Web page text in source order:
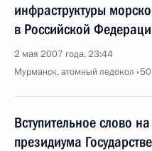
инфраструктуры
в Российской
2 мая 2007 года, 23:44
Мурманск, атомный ледокол
Вступительное слово
президиума